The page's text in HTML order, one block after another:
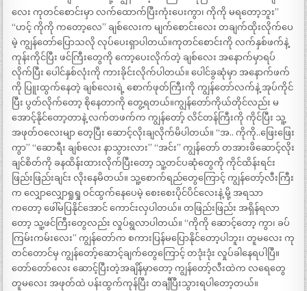
လေး ကုတင်စောင်းမှာ လက်ထောက်ပြီးကုံးပေးကွာ၊ ကိုကို မရတော့ဘူး”
“ဟင့် ကိုကို ကတော့လေ” ချစ်လေးက မျက်စောင်းလေး တချက်ထိုးလိုက်ပေ
မဲ့ ကျွန်တော်ပြောသလို လုပ်ပေးရှာပါတယ်။ကုတင်စောင်းကို လက်နှစ်ဖက်နဲ့
ကုန်းကိုင်ပြီး ဖင်ကြီးတွေကို ကော့ပေးလိုက်တဲ့ ချစ်လေး အနောက်မှာရပ်
လိုက်ပြီး ပေါင်နှစ်လုံးကို ကားခိုင်းလိုက်ပါတယ်။ ပေါင်ခွဆုံမှာ အနောက်ဖက်
ကို ပြူးထွက်နေတဲ့ ချစ်လေးရဲ့ စောက်ဖုတ်ကြီးကို ကျွန်တော်လက်နဲ့ အုပ်ကိုင်
ပြီး ပွတ်လိုက်တော့ စိုနေတာကို တွေ့ရတယ်။ကျွန်တော်ကိုယ်တိုင်လည်း မ
အောင့်နိုင်တော့တာနဲ့ လက်တဖက်က ကျွန်တော့် လိင်တန်ကြီးကို ကိုင်ပြီး သူ့
အဖုတ်ဝလေးမျာ တေ့ပြီး ဆောင့်လိုးချလိုက်မိပါတယ်။ “အ.. ကိုကို..ဖြေးဖြေး
ကွာ” “ဆောရီး ချစ်လေး နာသွားလား” “အင်း” ကျွန်တော် တအားဖိဆောင့်လိုး
ချင်စိတ်ကို ခနထိန်းထားလိုက်ပြီးတော့ သူ့တင်ပဆုံတွေကို ကိုင်ထိန်းရင်း
ဖြည်းဖြည်းချင်း လိုးနေမိတယ်။ သူ့စောက်ရည်တွေကြောင့် ကျွန်တော့်လီးကြီး
က လျှောလျှောရှုရှု ဝင်ထွက်နေပေမဲ့ စေးစေးပိုင်ပိင်လေးနဲ့ မို့ အရသာ
ကတော့ ဖေါ်မပြနိုင်အောင် ကောင်းလှပါတယ်။ တဖြည်းဖြည်း အရှိန်ရလာ
တော့ သူ့ဖင်ကြီးတွေလည်း လှုပ်ရွလာပါတယ်။ “ကိုကို ဆောင့်တော့ ကွာ၊ ခပ်
ကြမ်းကမ်းလေး” ကျွန်တော်က စကားပြန်မပြောနိုင်တော့ပါဘူး၊ တူမလေး ကု
တင်တောင်မှ ကျွန်တော့်ဆောင့်ချက်တွေကြောင့် တဒုံးဒုံး လှုပ်ခါနေရပါပြီ။
တော်တော်လေး ဆောင့်ပြီးတဲ့အချိန်မှာတော့ ကျွန်တော့်လီးထဲက လရေတွေ
တူမလေး အဖုတ်ထဲ ပန်းထွက်ကုန်ပြီး တချီပြီးသွားရပါတော့တယ်။